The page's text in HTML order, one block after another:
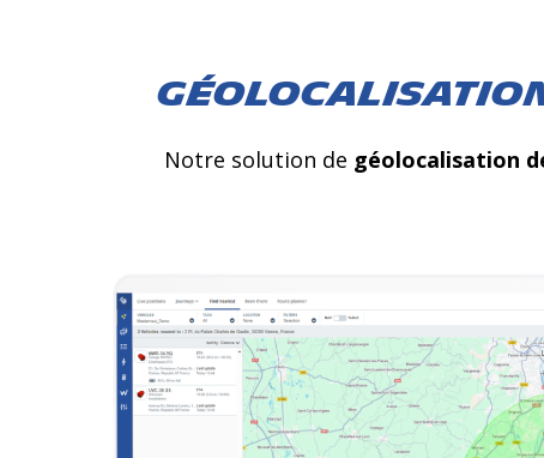
Notre solution de géolocalisation